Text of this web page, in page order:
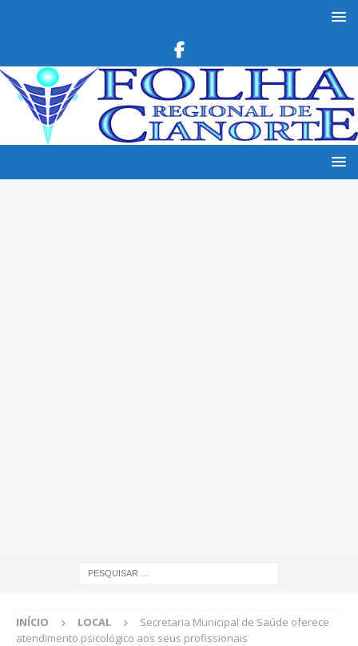
INÍCIO LOCAL
Secretaria Municipal de Saúde oferece
atendimento psicológico aos seus profissionais